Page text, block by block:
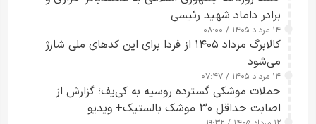
برادر داماد شهید رئیسی
۱۴ مرداد ۱۴۰۵ / ۰۸:۰۰
کالابرگ مرداد ۱۴۰۵ از فردا برای این کدهای ملی شارژ
می‌شود
۱۴ مرداد ۱۴۰۵ / ۰۷:۴۷
حملات موشکی گسترده روسیه به کی‌یف؛ گزارش از
اصابت حداقل ۳۰ موشک بالستیک+ ویدیو